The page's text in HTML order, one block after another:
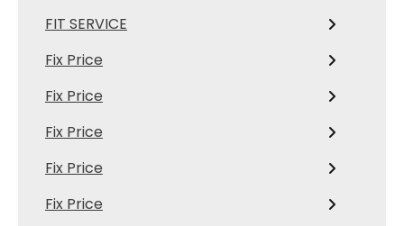
FIT SERVICE
Fix Price
Fix Price
Fix Price
Fix Price
Fix Price